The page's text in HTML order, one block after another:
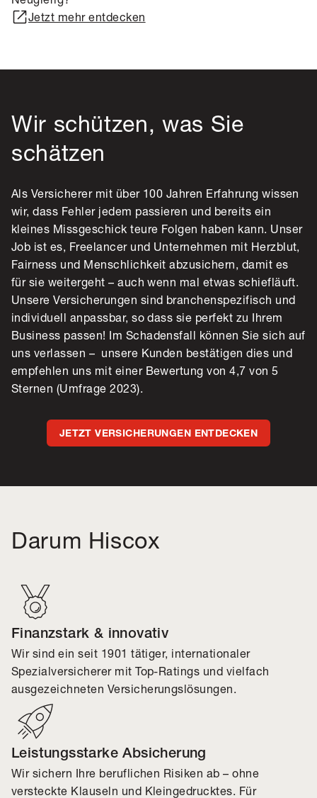
Jetzt mehr entdecken
Wir schützen, was Sie
schätzen
Als Versicherer mit über 100 Jahren Erfahrung wissen
wir, dass Fehler jedem passieren und bereits ein
kleines Missgeschick teure Folgen haben kann. Unser
Job ist es, Freelancer und Unternehmen mit Herzblut,
Fairness und Menschlichkeit abzusichern, damit es
für sie weitergeht – auch wenn mal etwas schiefläuft.
Unsere Versicherungen sind branchenspezifisch und
individuell anpassbar, so dass sie perfekt zu Ihrem
Business passen! Im Schadensfall können Sie sich auf
uns verlassen – unsere Kunden bestätigen dies und
empfehlen uns mit einer Bewertung von 4,7 von 5
Sternen (Umfrage 2023).
JETZT VERSICHERUNGEN ENTDECKEN
Darum Hiscox
Finanzstark & innovativ
Wir sind ein seit 1901 tätiger, internationaler
Spezialversicherer mit Top-Ratings und vielfach
ausgezeichneten Versicherungslösungen.
Leistungsstarke Absicherung
Wir sichern Ihre beruflichen Risiken ab – ohne
versteckte Klauseln und Kleingedrucktes. Für